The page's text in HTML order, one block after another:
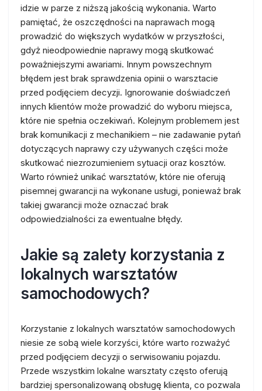
idzie w parze z niższą jakością wykonania. Warto
pamiętać, że oszczędności na naprawach mogą
prowadzić do większych wydatków w przyszłości,
gdyż nieodpowiednie naprawy mogą skutkować
poważniejszymi awariami. Innym powszechnym
błędem jest brak sprawdzenia opinii o warsztacie
przed podjęciem decyzji. Ignorowanie doświadczeń
innych klientów może prowadzić do wyboru miejsca,
które nie spełnia oczekiwań. Kolejnym problemem jest
brak komunikacji z mechanikiem – nie zadawanie pytań
dotyczących naprawy czy używanych części może
skutkować niezrozumieniem sytuacji oraz kosztów.
Warto również unikać warsztatów, które nie oferują
pisemnej gwarancji na wykonane usługi, ponieważ brak
takiej gwarancji może oznaczać brak
odpowiedzialności za ewentualne błędy.
Jakie są zalety korzystania z
lokalnych warsztatów
samochodowych?
Korzystanie z lokalnych warsztatów samochodowych
niesie ze sobą wiele korzyści, które warto rozważyć
przed podjęciem decyzji o serwisowaniu pojazdu.
Przede wszystkim lokalne warsztaty często oferują
bardziej spersonalizowaną obsługę klienta, co pozwala